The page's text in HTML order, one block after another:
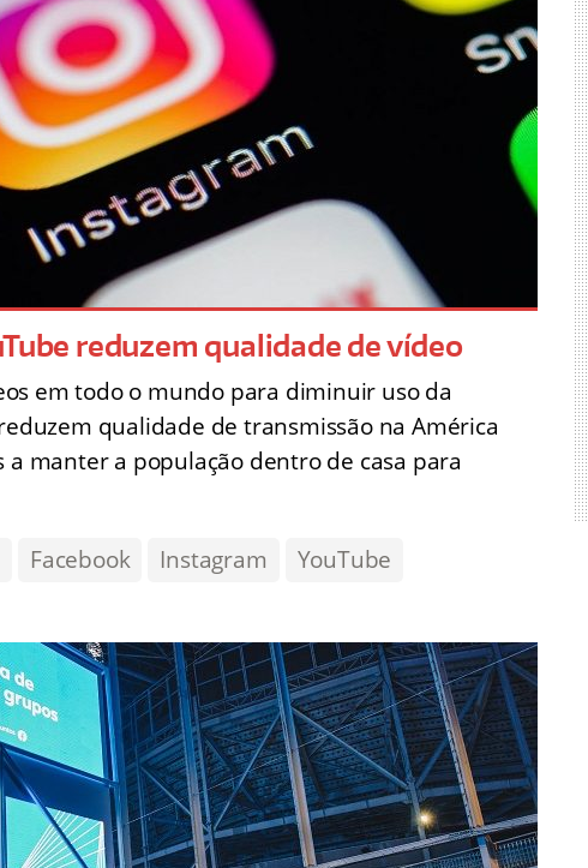
reduzem qualidade de vídeo
em todo o mundo para diminuir uso da
qualidade de transmissão na América
a manter a população dentro de casa para
Facebook Instagram YouTube